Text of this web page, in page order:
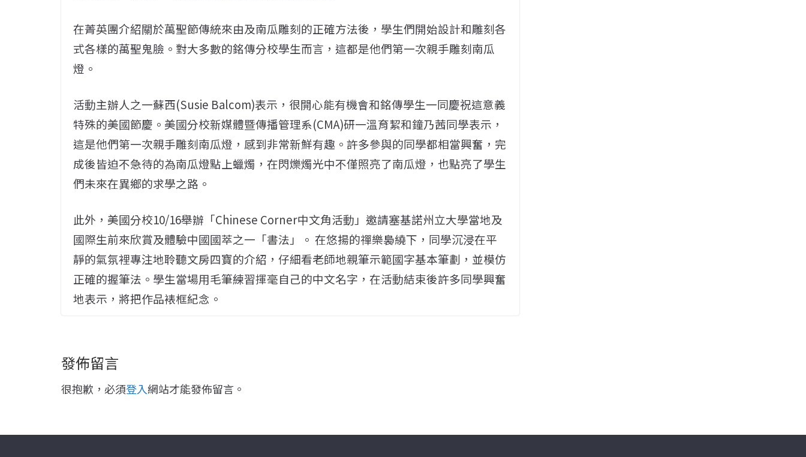
在菁英團介紹關於萬聖節傳統來由及南瓜雕刻的正確方法後，學生們開始設計和雕刻各
式各樣的萬聖鬼臉。對大多數的銘傳分校學生而言，這都是他們第一次親手雕刻南瓜
燈。
活動主辦人之一蘇西(Susie Balcom)表示，很開心能有機會和銘傳學生一同慶祝這意義
特殊的美國節慶。美國分校新媒體暨傳播管理系(CMA)研一溫育絜和鐘乃茜同學表示，
這是他們第一次親手雕刻南瓜燈，感到非常新鮮有趣。許多參與的同學都相當興奮，完
成後皆迫不急待的為南瓜燈點上蠟燭，在閃爍燭光中不僅照亮了南瓜燈，也點亮了學生
們未來在異鄉的求學之路。
此外，美國分校10/16舉辦「Chinese Corner中文角活動」邀請塞基諾州立大學當地及
國際生前來欣賞及體驗中國國萃之一「書法」。 在悠揚的禪樂裊繞下，同學沉浸在平
靜的氣氛裡專注地聆聽文房四寶的介紹，仔細看老師地親筆示範國字基本筆劃，並模仿
正確的握筆法。學生當場用毛筆練習揮毫自己的中文名字，在活動結束後許多同學興奮
地表示，將把作品裱框紀念。
發佈留言
很抱歉，必須登入網站才能發佈留言。